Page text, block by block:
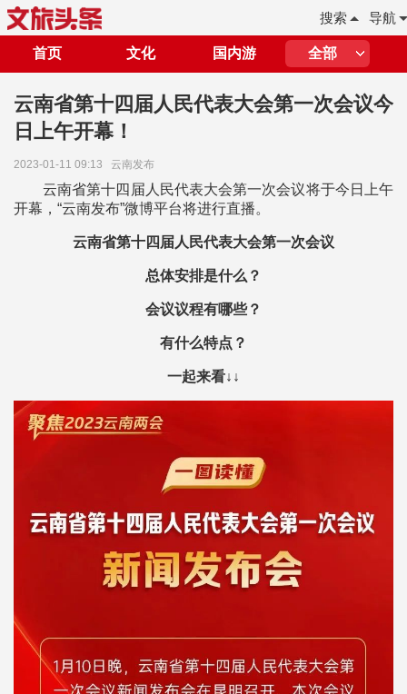
导航
搜索
首页 文化 国内游 全部
云南省第十四届人民代表大会第一次会议今
日上午开幕！
2023-01-11 09:13 云南发布
云南省第十四届人民代表大会第一次会议将于今日上午
开幕，“云南发布”微博平台将进行直播。
云南省第十四届人民代表大会第一次会议
总体安排是什么？
会议议程有哪些？
有什么特点？
一起来看↓↓